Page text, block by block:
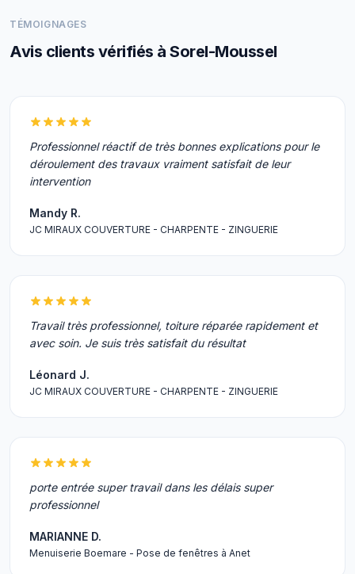
TÉMOIGNAGES
Avis clients vérifiés à Sorel-Moussel
Professionnel réactif de très bonnes explications pour le
déroulement des travaux vraiment satisfait de leur
intervention
Mandy R.
JC MIRAUX COUVERTURE - CHARPENTE - ZINGUERIE
Travail très professionnel, toiture réparée rapidement et
avec soin. Je suis très satisfait du résultat
Léonard J.
JC MIRAUX COUVERTURE - CHARPENTE - ZINGUERIE
porte entrée super travail dans les délais super
professionnel
MARIANNE D.
Menuiserie Boemare - Pose de fenêtres à Anet